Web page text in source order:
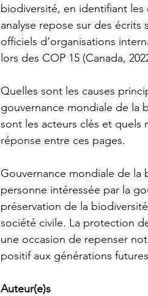
biodiversité, en identifiant les
analyse repose sur des
officiels d’organisations
lors des COP 15 (Canada,
Quelles sont les causes
gouvernance mondiale de la
sont les acteurs clés et quels
réponse entre ces pages.
Gouvernance mondiale de la
personne intéressée par la
préservation de la
société civile. La protection
une occasion de repenser
positif aux générations
Auteur(e)s